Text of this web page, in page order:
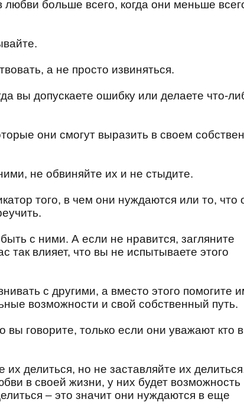
больше всего, когда они меньше
а не просто извиняться.
вы допускаете ошибку или делаете что-
они смогут выразить в своем
не обвиняйте их и не стыдите.
того, в чем они нуждаются или то, что
с ними. А если не нравится, загляните
так влияет, что вы не испытываете этого
с другими, а вместо этого помогите
возможности и свой собственный путь.
вы говорите, только если они уважают кто
делиться, но не заставляйте их
в своей жизни, у них будет возможность
– это значит они нуждаются в еще